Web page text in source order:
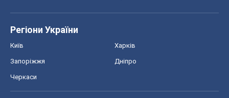
Регіони України
Київ Харків
Запоріжжя Дніпро
Черкаси